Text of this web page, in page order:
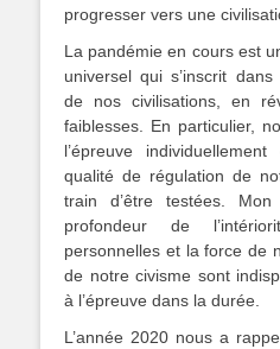
progresser vers une
La pandémie en cours est
universel qui s’inscrit
de nos civilisations, en
faiblesses. En particulier,
l’épreuve
qualité de régulation de
train d’être testées.
profondeur de
personnelles et la force de
de notre civisme sont
à l’épreuve dans la durée.
L’année 2020 nous a